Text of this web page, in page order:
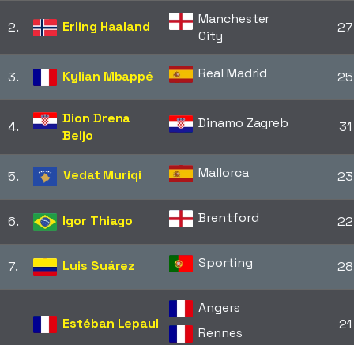
2. Erling Haaland
Manchester
City
27
3. Kylian Mbappé Real Madrid 25
4.
Dion Drena
Beljo
Dinamo Zagreb 31
5. Vedat Muriqi Mallorca 23
6. Igor Thiago Brentford 22
7. Luis Suárez Sporting 28
Estéban Lepaul
Angers
Rennes
21